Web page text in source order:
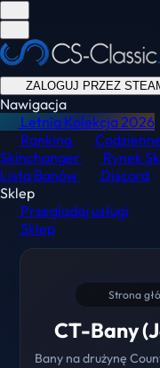
ZALOGUJ PRZEZ
Nawigacja
Letnia Kolekcja2026
Ranking
Skinchanger
Rynek
Lista Banów
Discord
Sklep
Przeglądaj usługi
Sklep
Strona
CT-Bany
Bany na drużynę